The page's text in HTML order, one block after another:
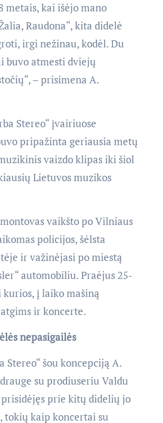
metais, kai išėjo mano
Raudona“, kita didelė
irgi nežinau, kodėl. Du
buvo atmesti dviejų
– prisimena A.
Stereo“ įvairiuose
pripažinta geriausia metų
vaizdo klipas iki šiol
Lietuvos muzikos
vaikšto po Vilniaus
policijos, šėlsta
ir važinėjasi po miestą
automobiliu. Praėjus 25-
į laiko mašiną
ir koncerte.
nepasigailės
Stereo“ šou koncepciją A.
su prodiuseriu Valdu
prie kitų didelių jo
kaip koncertai su